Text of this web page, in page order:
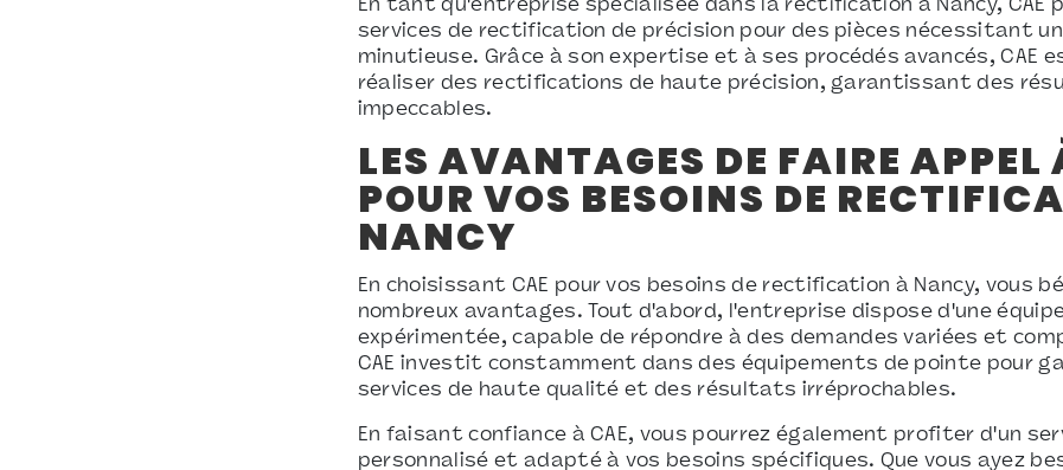
En tant qu'entreprise spécialisée dans la rectification à Nancy, CAE
services de rectification de précision pour des pièces nécessitant
minutieuse. Grâce à son expertise et à ses procédés avancés, CAE
réaliser des rectifications de haute précision, garantissant des
impeccables.
LES AVANTAGES DE FAIRE APPEL
POUR VOS BESOINS DE
NANCY
En choisissant CAE pour vos besoins de rectification à Nancy, vous
nombreux avantages. Tout d'abord, l'entreprise dispose d'une
expérimentée, capable de répondre à des demandes variées et
CAE investit constamment dans des équipements de pointe pour
services de haute qualité et des résultats irréprochables.
En faisant confiance à CAE, vous pourrez également profiter d'un
personnalisé et adapté à vos besoins spécifiques. Que vous ayez